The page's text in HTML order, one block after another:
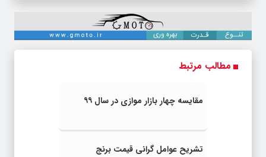
مطالب مرتبط
مقایسه چهار بازار موازی در سال ۹۹
تشریح عوامل گرانی قیمت برنج